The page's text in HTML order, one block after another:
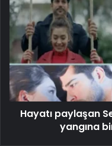
Hayatı paylaşan
yangına